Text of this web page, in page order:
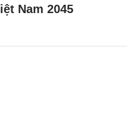
Nam 2045